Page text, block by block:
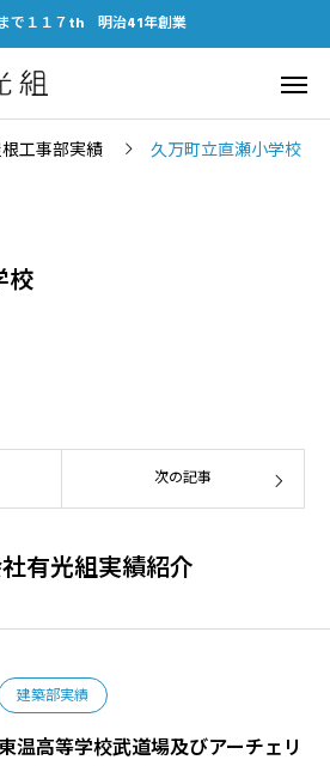
で１１７th 明治41年創業
工事部実績 久万町立直瀬小学校
校
次の記事
有光組実績紹介
建築部実績
温高等学校武道場及びアーチェリ